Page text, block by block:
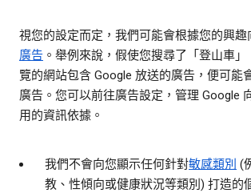
視您的設定而定，我們可能會根據您的興趣
廣告 。舉例來說，假使您搜尋了「登山車」
覽的網站包含 Google 放送的廣告，便可能
廣告。您可以前往廣告設定，管理 Google
用的資訊依據。
我們不會向您顯示任何針對敏感類別 (
教、性傾向或健康狀況等類別) 打造的